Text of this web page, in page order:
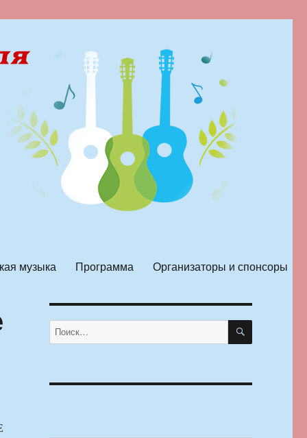
музыка Программа Организаторы и спонсоры
Искать: ПОИСК